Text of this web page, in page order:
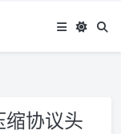
协议头